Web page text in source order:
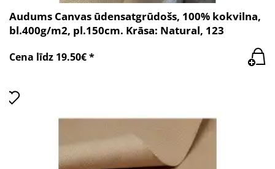
Audums Canvas ūdensatgrūdošs, 100% kokvilna,
bl.400g/m2, pl.150cm. Krāsa: Natural, 123
Cena līdz 19.50€ *